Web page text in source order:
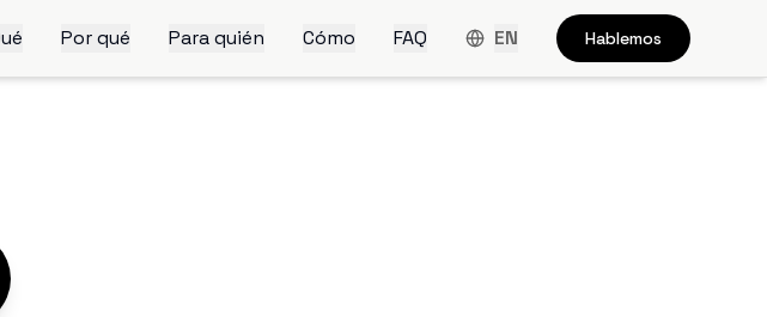
Por qué Para quién Cómo FAQ EN Hablemos